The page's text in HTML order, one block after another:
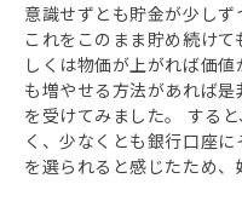
意識せずとも貯金が少しず
これをこのまま貯め続け
しくは物価が上がれば価
も増やせる方法があれば
を受けてみました。 する
く、少なくとも銀行口座
を選られると感じたため、